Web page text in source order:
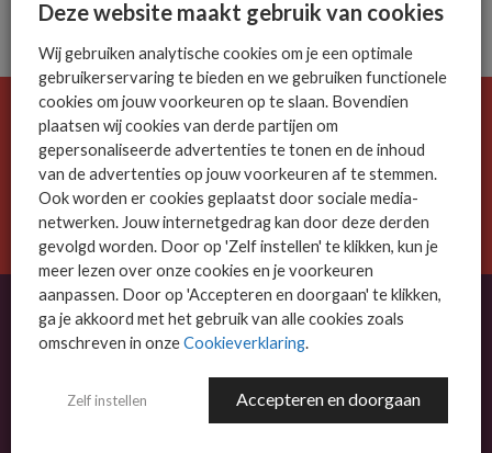
De ICT-wereld is snel. Mis niets.
Meld je nu aan voor de MSP Business nieuwsbrief.
AANMELDEN
MSP Business is het kennisplatform voor IT-dienstverleners met MKB-focus.
Deze website maakt gebruik van cookies
Wij gebruiken analytische cookies om je een optimale
gebruikerservaring te bieden en we gebruiken functionele
cookies om jouw voorkeuren op te slaan. Bovendien
plaatsen wij cookies van derde partijen om
gepersonaliseerde advertenties te tonen en de inhoud
van de advertenties op jouw voorkeuren af te stemmen.
Ook worden er cookies geplaatst door sociale media-
netwerken. Jouw internetgedrag kan door deze derden
gevolgd worden. Door op 'Zelf instellen' te klikken, kun je
meer lezen over onze cookies en je voorkeuren
aanpassen. Door op 'Accepteren en doorgaan' te klikken,
ga je akkoord met het gebruik van alle cookies zoals
omschreven in onzeCookieverklaring.
Zelf instellen Accepteren en doorgaan